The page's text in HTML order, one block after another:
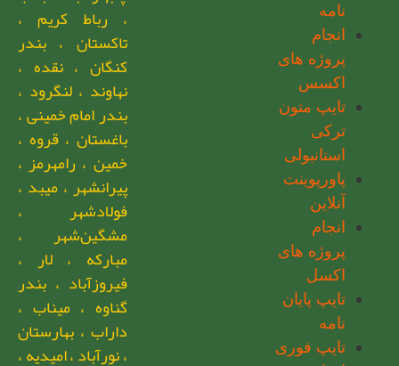
نامه
انجام
پروژه های
اکسس
تایپ متون
ترکی
استانبولی
پاورپوینت
آنلاین
انجام
پروژه های
اکسل
تایپ پایان
نامه
تایپ فوری
، رباط کریم ،
تاکستان ، بندر
کنگان ، نقده ،
نهاوند ، لنگرود ،
بندر امام خمینی ،
باغستان ، قروه ،
خمین ، رامهرمز ،
پیرانشهر ، میبد ،
فولادشهر ،
مشگین‌شهر ،
مبارکه ، لار ،
فیروزآباد ، بندر
گناوه ، میناب ،
داراب ، بهارستان
، نورآباد ، امیدیه ،